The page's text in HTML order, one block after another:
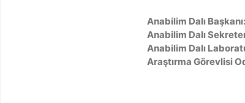
Anabilim Dalı Başkanı:
Anabilim Dalı
Anabilim Dalı
Araştırma Görevlisi